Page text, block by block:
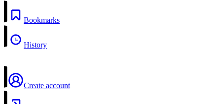
Bookmarks
History
Create account